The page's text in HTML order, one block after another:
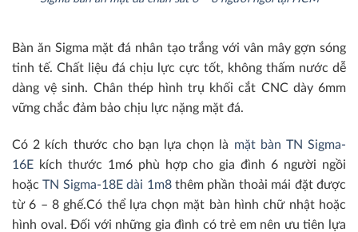
Bàn ăn Sigma mặt đá nhân tạo trắng với vân mây gợn sóng
tinh tế. Chất liệu đá chịu lực cực tốt, không thấm nước dễ
dàng vệ sinh. Chân thép hình trụ khối cắt CNC dày 6mm
vững chắc đảm bảo chịu lực nặng mặt đá.
Có 2 kích thước cho bạn lựa chọn là mặt bàn TN Sigma-
16E kích thước 1m6 phù hợp cho gia đình 6 người ngồi
hoặcTN Sigma-18E dài 1m8thêm phần thoải mái đặt được
từ 6 – 8 ghế.Có thể lựa chọn mặt bàn hình chữ nhật hoặc
hình oval. Đối với những gia đình có trẻ em nên ưu tiên lựa